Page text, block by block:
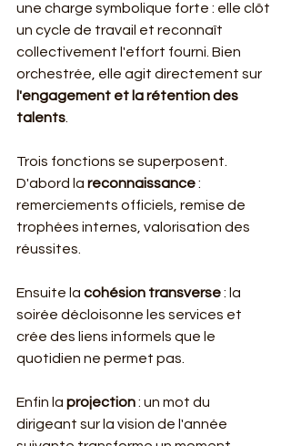
une charge symbolique forte : elle clôt
un cycle de travail et reconnaît
collectivement l'effort fourni. Bien
orchestrée, elle agit directement sur
l'engagement et la rétention des
talents.
Trois fonctions se superposent.
D'abord la reconnaissance :
remerciements officiels, remise de
trophées internes, valorisation des
réussites.
Ensuite la cohésion transverse : la
soirée décloisonne les services et
crée des liens informels que le
quotidien ne permet pas.
Enfin la projection : un mot du
dirigeant sur la vision de l'année